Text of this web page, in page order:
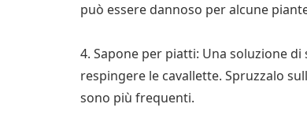
può essere dannoso per alcune
4. Sapone per piatti: Una soluzione
respingere le cavallette. Spruzzalo
sono più frequenti.